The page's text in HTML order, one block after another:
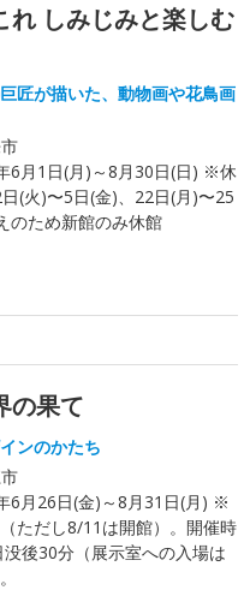
れ しみじみと楽しむ
匠が描いた、動物画や花鳥画
6月1日(月)～8月30日(日) ※休
(火)〜5日(金)、22日(月)〜25
のため新館のみ休館
の果て
ンのかたち
6月26日(金)～8月31日(月) ※
ただし8/11は開館）。開催時
後30分（展示室への入場は